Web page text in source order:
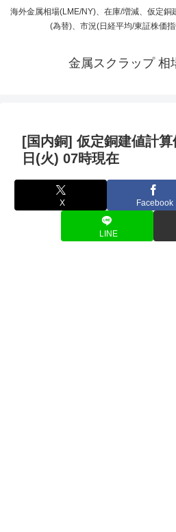
海外金属相場(LME/NY)、在庫/増減、仮定銅
(為替)、市況(日経平均/東証株価
金属スクラップ 相
[国内銅] 仮定銅建値計
日(火) 07時現在
X Facebook
LINE